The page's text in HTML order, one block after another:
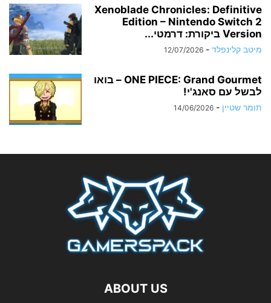
Xenoblade Chronicles: Definitive
Edition – Nintendo Switch 2
Version ביקורת: דרמטי...
מיטב קלינפלד -
12/07/2026
ONE PIECE: Grand Gourmet – בואו
לבשל עם סאנג'י!
תומר שטיין -
14/06/2026
ABOUT US